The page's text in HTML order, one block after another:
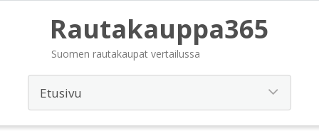
Rautakauppa365
Suomen rautakaupat vertailussa